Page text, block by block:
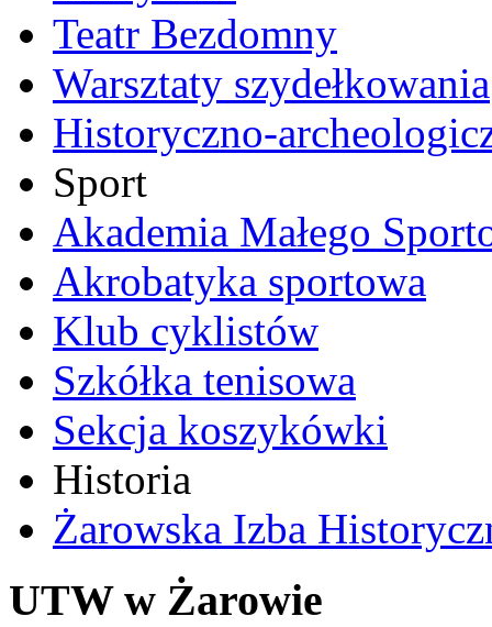
Teatr Bezdomny
Warsztaty szydełkowania
Historyczno-
Sport
Akademia Małego
Akrobatyka sportowa
Klub cyklistów
Szkółka tenisowa
Sekcja koszykówki
Historia
Żarowska Izba
UTW w Żarowie